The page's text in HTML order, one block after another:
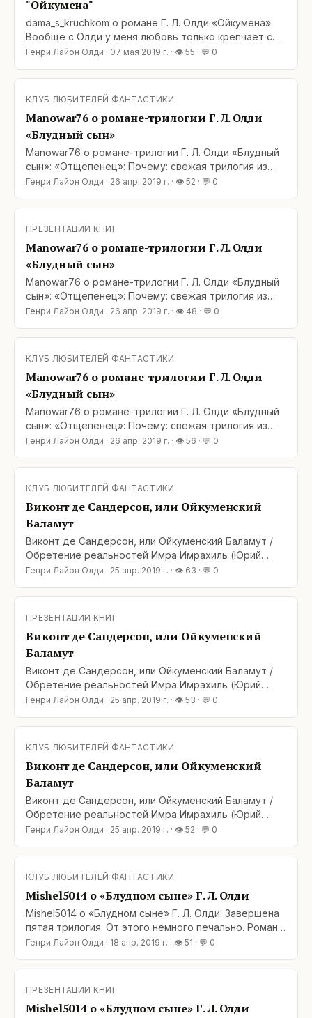
"Ойкумена"
dama_s_kruchkom о романе Г. Л. Олди «Ойкумена»
Вообще с Олди у меня любовь только крепчает с
каждой книгой. Каждый раз раскрываю все новые и
триллеры или мрачная философия… И вот
«Ойкумена». Космическая сага. Ох, как я
сомневалась, начиная… Ну не тянет меня уж очень
на просторы космических полей сражений.
Генри Лайон Олди · 07 мая 2019 г. · 👁 55 · 💬 0
КЛУБ ЛЮБИТЕЛЕЙ ФАНТАСТИКИ
Manowar76 о романе-трилогии Г. Л. Олди
«Блудный сын»
Manowar76 о романе-трилогии Г. Л. Олди «Блудный
сын»: «Отщепенец»: Почему: свежая трилогия из
цикла про Ойкумену В итоге: первый четыре
последней трилогией был перерыв, но цикл
Сюжет и слог безупречны. Да, это только завязка,
но читать
Генри Лайон Олди · 26 апр. 2019 г. · 👁 52 · 💬 0
ПРЕЗЕНТАЦИИ КНИГ
Manowar76 о романе-трилогии Г. Л. Олди
«Блудный сын»
Manowar76 о романе-трилогии Г. Л. Олди «Блудный
сын»: «Отщепенец»: Почему: свежая трилогия из
цикла про Ойкумену В итоге: первый четыре
последней трилогией был перерыв, но цикл
настолько яркий, что помнил практически всё.
Сюжет и слог безупречны. Да, это только завязка,
но читать
Генри Лайон Олди · 26 апр. 2019 г. · 👁 48 · 💬 0
КЛУБ ЛЮБИТЕЛЕЙ ФАНТАСТИКИ
Manowar76 о романе-трилогии Г. Л. Олди
«Блудный сын»
Manowar76 о романе-трилогии Г. Л. Олди «Блудный
сын»: «Отщепенец»: Почему: свежая трилогия из
цикла про Ойкумену В итоге: первый четыре
последней трилогией был перерыв, но цикл
настолько яркий, что помнил практически всё.
Сюжет и слог безупречны. Да, это только завязка,
но читать
Генри Лайон Олди · 26 апр. 2019 г. · 👁 56 · 💬 0
КЛУБ ЛЮБИТЕЛЕЙ ФАНТАСТИКИ
Виконт де Сандерсон, или Ойкуменский
Баламут
Виконт де Сандерсон, или Ойкуменский Баламут /
Обретение реальностей Имра Имрахиль (Юрий
Перебаев): Генри Лайон Олди «Блудный сын, или
Беглец. Сын ветра». — СПб.: Азбука, М.: Азбука-
трилогия цикла Ойкумена. Цитата: "… Как вступают
Генри Лайон Олди · 25 апр. 2019 г. · 👁 63 · 💬 0
ПРЕЗЕНТАЦИИ КНИГ
Виконт де Сандерсон, или Ойкуменский
Баламут
Виконт де Сандерсон, или Ойкуменский Баламут /
Обретение реальностей Имра Имрахиль (Юрий
Перебаев): Генри Лайон Олди «Блудный сын, или
Беглец. Сын ветра». — СПб.: Азбука, М.: Азбука-
Аттикус, 2018 -19 (Серия: Азбука-Фантастика). Пятая
трилогия цикла Ойкумена. Цитата: "… Как вступают в
дело
Генри Лайон Олди · 25 апр. 2019 г. · 👁 53 · 💬 0
КЛУБ ЛЮБИТЕЛЕЙ ФАНТАСТИКИ
Виконт де Сандерсон, или Ойкуменский
Баламут
Виконт де Сандерсон, или Ойкуменский Баламут /
Обретение реальностей Имра Имрахиль (Юрий
Перебаев): Генри Лайон Олди «Блудный сын, или
Беглец. Сын ветра». — СПб.: Азбука, М.: Азбука-
Аттикус, 2018 -19 (Серия: Азбука-Фантастика). Пятая
трилогия цикла Ойкумена. Цитата: "… Как вступают в
дело
Генри Лайон Олди · 25 апр. 2019 г. · 👁 52 · 💬 0
КЛУБ ЛЮБИТЕЛЕЙ ФАНТАСТИКИ
Mishel5014 о «Блудном сыне» Г. Л. Олди
Mishel5014 о «Блудном сыне» Г. Л. Олди: Завершена
пятая трилогия. От этого немного печально. Роман
хорош, завершение достойное. Все детали
получили свое развитие на какой-то этап своей
Ойкумене никогда уже не быть прежней. Этот цикл
романов завершен
Генри Лайон Олди · 18 апр. 2019 г. · 👁 51 · 💬 0
ПРЕЗЕНТАЦИИ КНИГ
Mishel5014 о «Блудном сыне» Г. Л. Олди